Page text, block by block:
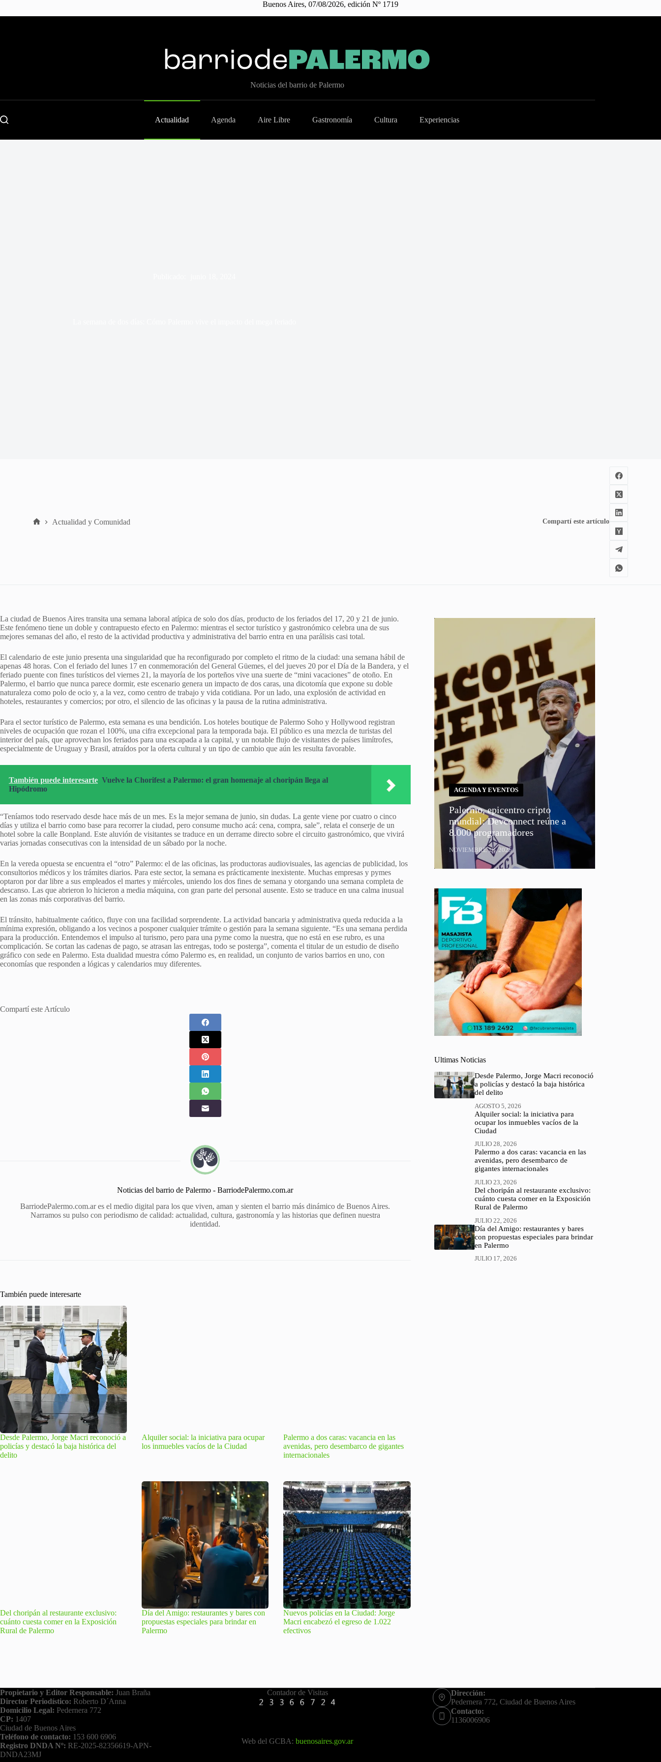
Buenos Aires, 07/08/2026, edición Nº 1719
Noticias del barrio de Palermo
Actualidad Agenda Aire Libre Gastronomía Cultura Experiencias
Actualidad y Comunidad Compartí este artículo
La ciudad de Buenos Aires transita una semana laboral atípica de solo dos días, producto de los feriados del 17, 20 y 21 de junio.
Este fenómeno tiene un doble y contrapuesto efecto en Palermo: mientras el sector turístico y gastronómico celebra una de sus
mejores semanas del año, el resto de la actividad productiva y administrativa del barrio entra en una parálisis casi total.
El calendario de este junio presenta una singularidad que ha reconfigurado por completo el ritmo de la ciudad: una semana hábil de
apenas 48 horas. Con el feriado del lunes 17 en conmemoración del General Güemes, el del jueves 20 por el Día de la Bandera, y el
feriado puente con fines turísticos del viernes 21, la mayoría de los porteños vive una suerte de “mini vacaciones” de otoño. En
Palermo, el barrio que nunca parece dormir, este escenario genera un impacto de dos caras, una dicotomía que expone su doble
naturaleza como polo de ocio y, a la vez, como centro de trabajo y vida cotidiana. Por un lado, una explosión de actividad en
hoteles, restaurantes y comercios; por otro, el silencio de las oficinas y la pausa de la rutina administrativa.
Para el sector turístico de Palermo, esta semana es una bendición. Los hoteles boutique de Palermo Soho y Hollywood registran
niveles de ocupación que rozan el 100%, una cifra excepcional para la temporada baja. El público es una mezcla de turistas del
interior del país, que aprovechan los feriados para una escapada a la capital, y un notable flujo de visitantes de países limítrofes,
especialmente de Uruguay y Brasil, atraídos por la oferta cultural y un tipo de cambio que aún les resulta favorable.
También puede interesarte Vuelve la Chorifest a Palermo: el gran homenaje al choripán llega al
Hipódromo
“Teníamos todo reservado desde hace más de un mes. Es la mejor semana de junio, sin dudas. La gente viene por cuatro o cinco
días y utiliza el barrio como base para recorrer la ciudad, pero consume mucho acá: cena, compra, sale”, relata el conserje de un
hotel sobre la calle Bonpland. Este aluvión de visitantes se traduce en un derrame directo sobre el circuito gastronómico, que vivirá
varias jornadas consecutivas con la intensidad de un sábado por la noche.
En la vereda opuesta se encuentra el “otro” Palermo: el de las oficinas, las productoras audiovisuales, las agencias de publicidad, los
consultorios médicos y los trámites diarios. Para este sector, la semana es prácticamente inexistente. Muchas empresas y pymes
optaron por dar libre a sus empleados el martes y miércoles, uniendo los dos fines de semana y otorgando una semana completa de
descanso. Las que abrieron lo hicieron a media máquina, con gran parte del personal ausente. Esto se traduce en una calma inusual
en las zonas más corporativas del barrio.
El tránsito, habitualmente caótico, fluye con una facilidad sorprendente. La actividad bancaria y administrativa queda reducida a la
mínima expresión, obligando a los vecinos a posponer cualquier trámite o gestión para la semana siguiente. “Es una semana perdida
para la producción. Entendemos el impulso al turismo, pero para una pyme como la nuestra, que no está en ese rubro, es una
complicación. Se cortan las cadenas de pago, se atrasan las entregas, todo se posterga”, comenta el titular de un estudio de diseño
gráfico con sede en Palermo. Esta dualidad muestra cómo Palermo es, en realidad, un conjunto de varios barrios en uno, con
economías que responden a lógicas y calendarios muy diferentes.
Compartí este Artículo
Noticias del barrio de Palermo - BarriodePalermo.com.ar
BarriodePalermo.com.ar es el medio digital para los que viven, aman y sienten el barrio más dinámico de Buenos Aires.
Narramos su pulso con periodismo de calidad: actualidad, cultura, gastronomía y las historias que definen nuestra
identidad.
También puede interesarte
Desde Palermo, Jorge Macri reconoció a
policías y destacó la baja histórica del
delito
Alquiler social: la iniciativa para ocupar
los inmuebles vacíos de la Ciudad
Palermo a dos caras: vacancia en las
avenidas, pero desembarco de gigantes
internacionales
Del choripán al restaurante exclusivo:
cuánto cuesta comer en la Exposición
Rural de Palermo
Día del Amigo: restaurantes y bares con
propuestas especiales para brindar en
Palermo
Nuevos policías en la Ciudad: Jorge
Macri encabezó el egreso de 1.022
efectivos
AGENDA Y EVENTOS
Palermo, epicentro cripto
mundial: Devconnect reúne a
8.000 programadores
NOVIEMBRE 18, 2025
Ultimas Noticias
Desde Palermo, Jorge Macri reconoció
a policías y destacó la baja histórica
del delito
AGOSTO 5, 2026
Alquiler social: la iniciativa para
ocupar los inmuebles vacíos de la
Ciudad
JULIO 28, 2026
Palermo a dos caras: vacancia en las
avenidas, pero desembarco de
gigantes internacionales
JULIO 23, 2026
Del choripán al restaurante exclusivo:
cuánto cuesta comer en la Exposición
Rural de Palermo
JULIO 22, 2026
Día del Amigo: restaurantes y bares
con propuestas especiales para brindar
en Palermo
JULIO 17, 2026
Propietario y Editor Responsable: Juan Braña
Director Periodístico: Roberto D´Anna
Domicilio Legal: Pedernera 772
CP: 1407
Ciudad de Buenos Aires
Teléfono de contacto: 153 600 6906
Registro DNDA Nº: RE-2025-82356619-APN-
DNDA23MJ
Contador de Visitas
Web del GCBA:buenosaires.gov.ar
Dirección:
Pedernera 772, Ciudad de Buenos Aires
Contacto:
1136006906